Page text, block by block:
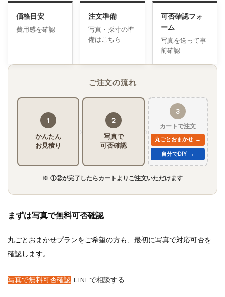
価格目安
費用感を確認
注文準備
写真・採寸の準
備はこちら
可否確認フォ
ーム
写真を送って事
前確認
ご注文の流れ
1
かんたん
お見積り
›
2
写真で
可否確認
›
3
カートで注文
丸ごとおまかせ →
自分でDIY →
※ ①②が完了したらカートよりご注文いただけます
まずは写真で無料可否確認
丸ごとおまかせプランをご希望の方も、最初に写真で対応可否を
確認します。
写真で無料可否確認 LINEで相談する